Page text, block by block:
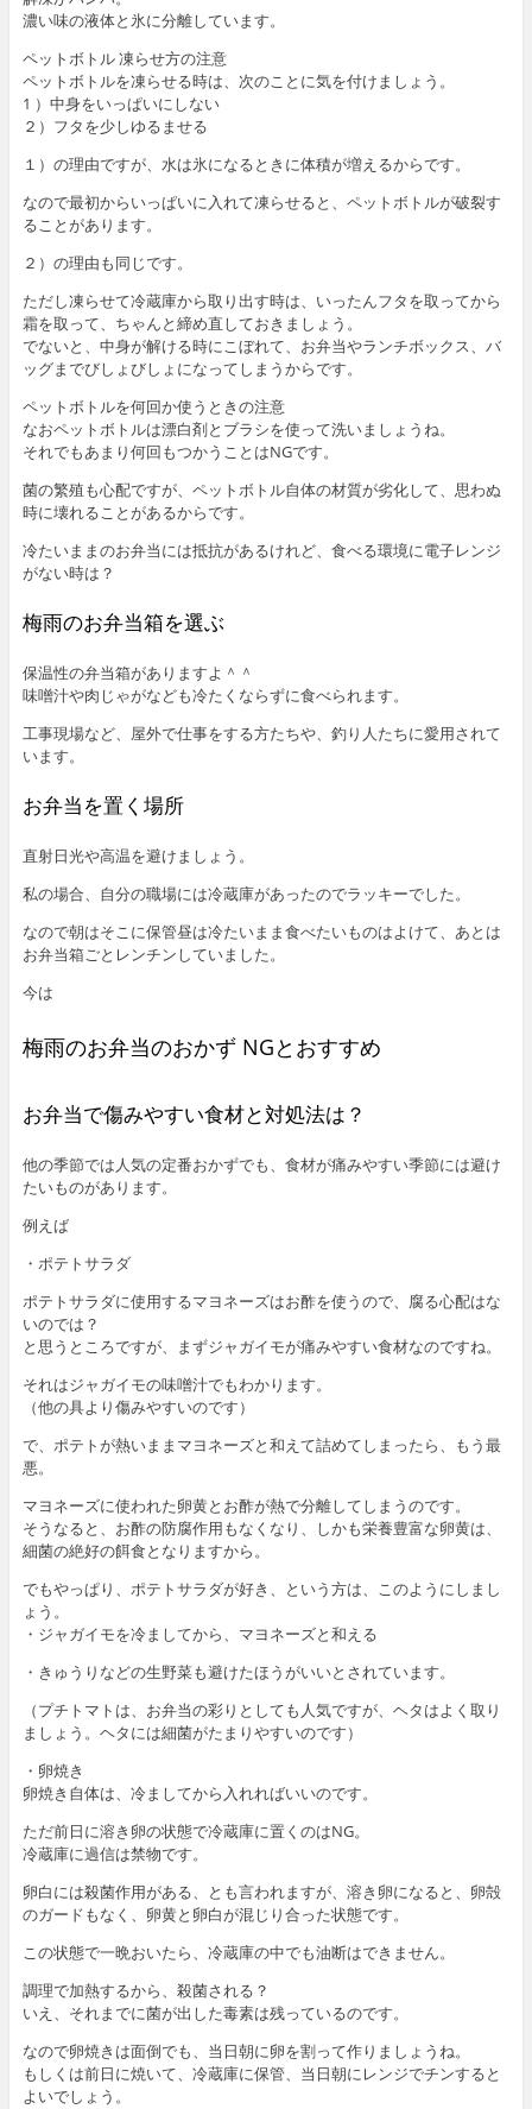
濃い味の液体と氷に分離しています。
ペットボトル 凍らせ方の注意
ペットボトルを凍らせる時は、次のことに気を付けましょう。
1 ）中身をいっぱいにしない
２）フタを少しゆるませる
１）の理由ですが、水は氷になるときに体積が増えるからです。
なので最初からいっぱいに入れて凍らせると、ペットボトルが破裂す
ることがあります。
２）の理由も同じです。
ただし凍らせて冷蔵庫から取り出す時は、いったんフタを取ってから
霜を取って、ちゃんと締め直しておきましょう。
でないと、中身が解ける時にこぼれて、お弁当やランチボックス、バ
ッグまでびしょびしょになってしまうからです。
ペットボトルを何回か使うときの注意
なおペットボトルは漂白剤とブラシを使って洗いましょうね。
それでもあまり何回もつかうことはNGです。
菌の繁殖も心配ですが、ペットボトル自体の材質が劣化して、思わぬ
時に壊れることがあるからです。
冷たいままのお弁当には抵抗があるけれど、食べる環境に電子レンジ
がない時は？
梅雨のお弁当箱を選ぶ
保温性の弁当箱がありますよ＾＾
味噌汁や肉じゃがなども冷たくならずに食べられます。
工事現場など、屋外で仕事をする方たちや、釣り人たちに愛用されて
います。
お弁当を置く場所
直射日光や高温を避けましょう。
私の場合、自分の職場には冷蔵庫があったのでラッキーでした。
なので朝はそこに保管昼は冷たいまま食べたいものはよけて、あとは
お弁当箱ごとレンチンしていました。
今は
梅雨のお弁当のおかず NGとおすすめ
お弁当で傷みやすい食材と対処法は？
他の季節では人気の定番おかずでも、食材が痛みやすい季節には避け
たいものがあります。
例えば
・ポテトサラダ
ポテトサラダに使用するマヨネーズはお酢を使うので、腐る心配はな
いのでは？
と思うところですが、まずジャガイモが痛みやすい食材なのですね。
それはジャガイモの味噌汁でもわかります。
（他の具より傷みやすいのです）
で、ポテトが熱いままマヨネーズと和えて詰めてしまったら、もう最
悪。
マヨネーズに使われた卵黄とお酢が熱で分離してしまうのです。
そうなると、お酢の防腐作用もなくなり、しかも栄養豊富な卵黄は、
細菌の絶好の餌食となりますから。
でもやっぱり、ポテトサラダが好き、という方は、このようにしまし
ょう。
・ジャガイモを冷ましてから、マヨネーズと和える
・きゅうりなどの生野菜も避けたほうがいいとされています。
（プチトマトは、お弁当の彩りとしても人気ですが、ヘタはよく取り
ましょう。ヘタには細菌がたまりやすいのです）
・卵焼き
卵焼き自体は、冷ましてから入れればいいのです。
ただ前日に溶き卵の状態で冷蔵庫に置くのはNG。
冷蔵庫に過信は禁物です。
卵白には殺菌作用がある、とも言われますが、溶き卵になると、卵殻
のガードもなく、卵黄と卵白が混じり合った状態です。
この状態で一晩おいたら、冷蔵庫の中でも油断はできません。
調理で加熱するから、殺菌される？
いえ、それまでに菌が出した毒素は残っているのです。
なので卵焼きは面倒でも、当日朝に卵を割って作りましょうね。
もしくは前日に焼いて、冷蔵庫に保管、当日朝にレンジでチンすると
よいでしょう。